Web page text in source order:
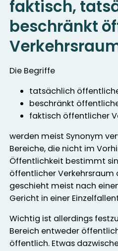
faktisch,
beschränkt
Die Begriffe
tatsächlich
beschränkt
faktisch öffentlicher
werden meist Synonym
Bereiche, die nicht im
Öffentlichkeit bestimmt
öffentlicher Verkehrsraum
geschieht meist nach
Gericht in einer
Wichtig ist allerdings
Bereich entweder
öffentlich. Etwas